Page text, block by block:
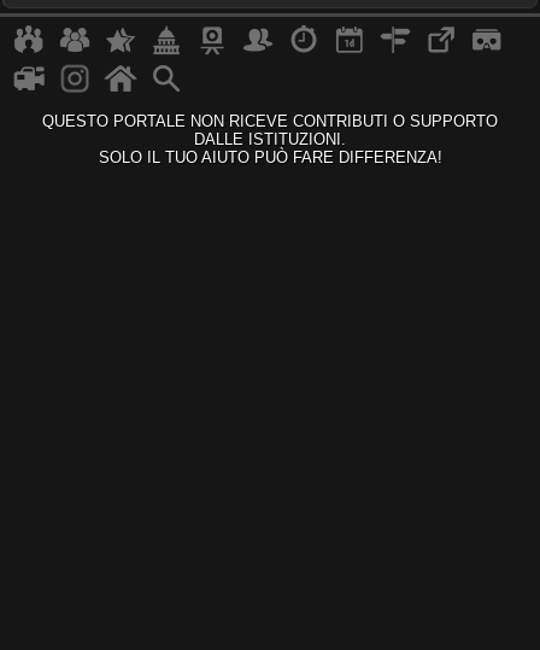
QUESTO PORTALE NON RICEVE CONTRIBUTI O SUPPORTO
DALLE ISTITUZIONI.
SOLO IL TUO AIUTO PUÒ FARE DIFFERENZA!